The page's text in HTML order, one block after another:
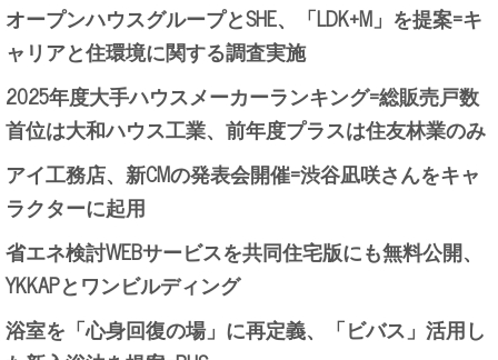
オープンハウスグループとSHE、「LDK+M」を提案=キ
ャリアと住環境に関する調査実施
2025年度大手ハウスメーカーランキング=総販売戸数
首位は大和ハウス工業、前年度プラスは住友林業のみ
アイ工務店、新CMの発表会開催=渋谷凪咲さんをキャ
ラクターに起用
省エネ検討WEBサービスを共同住宅版にも無料公開、
YKKAPとワンビルディング
浴室を「心身回復の場」に再定義、「ビバス」活用し